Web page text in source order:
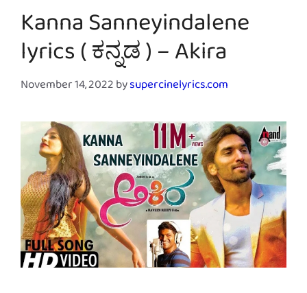
Kanna Sanneyindalene
lyrics ( ಕನ್ನಡ ) – Akira
November 14, 2022bysupercinelyrics.com